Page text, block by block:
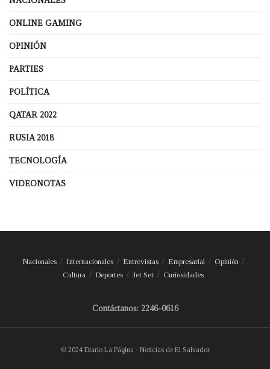
ONLINE GAMING
OPINIÓN
PARTIES
POLÍTICA
QATAR 2022
RUSIA 2018
TECNOLOGÍA
VIDEONOTAS
Nacionales Internacionales Entrevistas Empresarial
Opinión
Cultura
Deportes Jet Set Curiosidades
Contáctanos: 2246-0616
© 2024 Diario La Página - Noticias de El Salvador